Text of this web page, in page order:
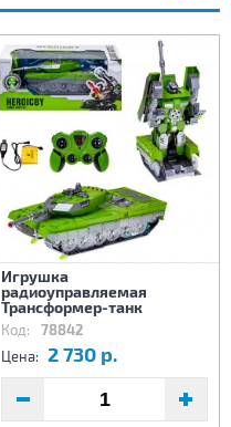
Игрушка
радиоуправляемая
Трансформер-танк
Код: 78842
Цена: 2 730 р.